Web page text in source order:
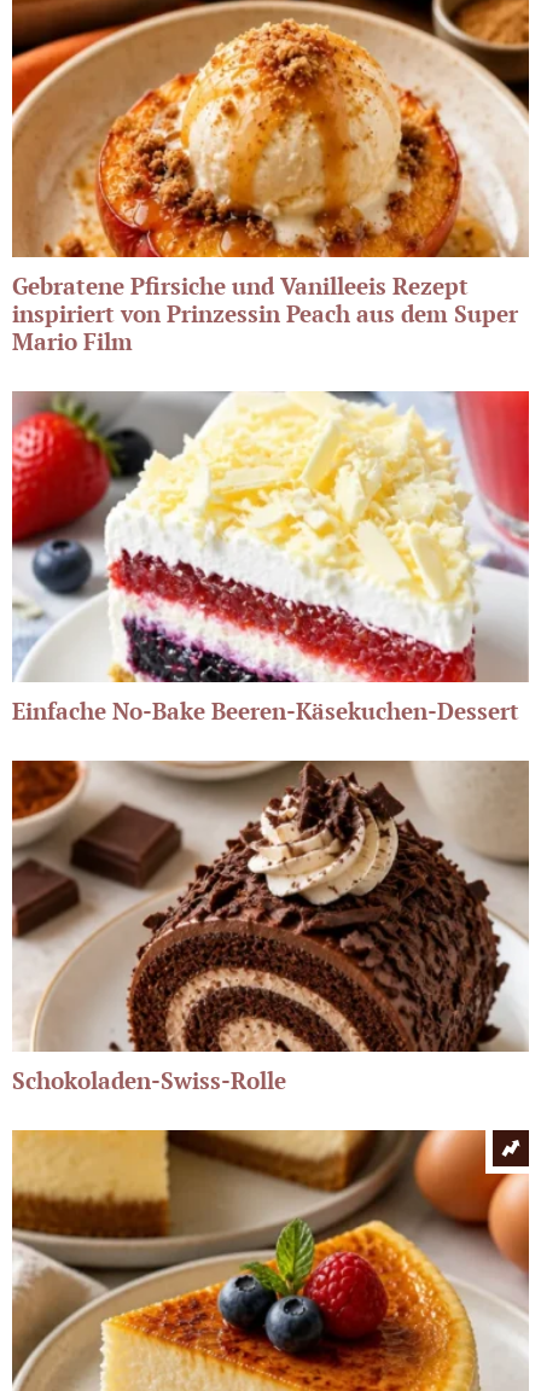
Gebratene Pfirsiche und Vanilleeis Rezept
inspiriert von Prinzessin Peach aus dem Super
Mario Film
Einfache No-Bake Beeren-Käsekuchen-Dessert
Schokoladen-Swiss-Rolle